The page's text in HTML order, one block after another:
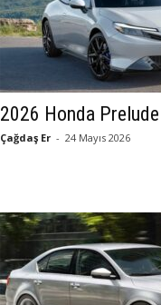
2026 Honda
Çağdaş Er - 24 Mayıs 2026